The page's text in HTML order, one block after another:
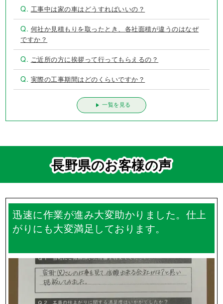
Q.工事中は家の車はどうすればいいの？
Q.何社か見積もりを取ったとき、各社面積が違うのはなぜ
ですか？
Q.ご近所の方に挨拶って行ってもらえるの？
Q.実際の工事期間はどのくらいですか？
一覧を見る
長野県のお客様の声
迅速に作業が進み大変助かりました。仕上
がりにも大変満足しております。